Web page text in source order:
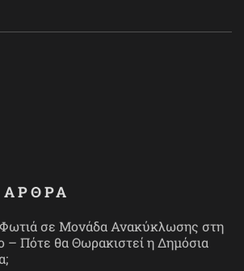
σε Μονάδα Ανακύκλωσης στη
– Πότε θα Θωρακιστεί η Δημόσια